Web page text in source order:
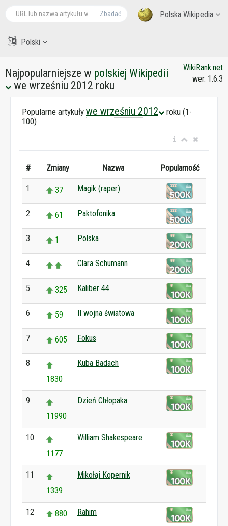
Polska Wikipedia
Zbadać
Polski
Najpopularniejsze w polskiej Wikipedii
we wrześniu 2012 roku
WikiRank.net
wer. 1.6.3
Popularne artykuły we wrześniu 2012
roku (1-
100)
# Zmiany Nazwa Popularność
1 37 Magik (raper)
2 61 Paktofonika
3 1 Polska
4 Clara Schumann
5 325 Kaliber 44
6 59 II wojna światowa
7 605 Fokus
8
1830
Kuba Badach
9
11990
Dzień Chłopaka
10
1177
William Shakespeare
11
1339
Mikołaj Kopernik
12 880 Rahim